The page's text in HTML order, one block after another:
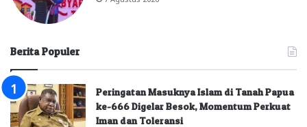
Berita Populer
Peringatan Masuknya Islam di Tanah Papua
ke-666 Digelar Besok, Momentum Perkuat
Iman dan Toleransi